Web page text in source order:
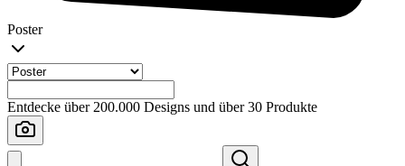
Poster
Entdecke über 200.000 Designs und über 30 Produkte